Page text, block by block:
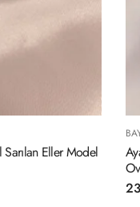
Metal Zirkon Ve Kristal Taşlı